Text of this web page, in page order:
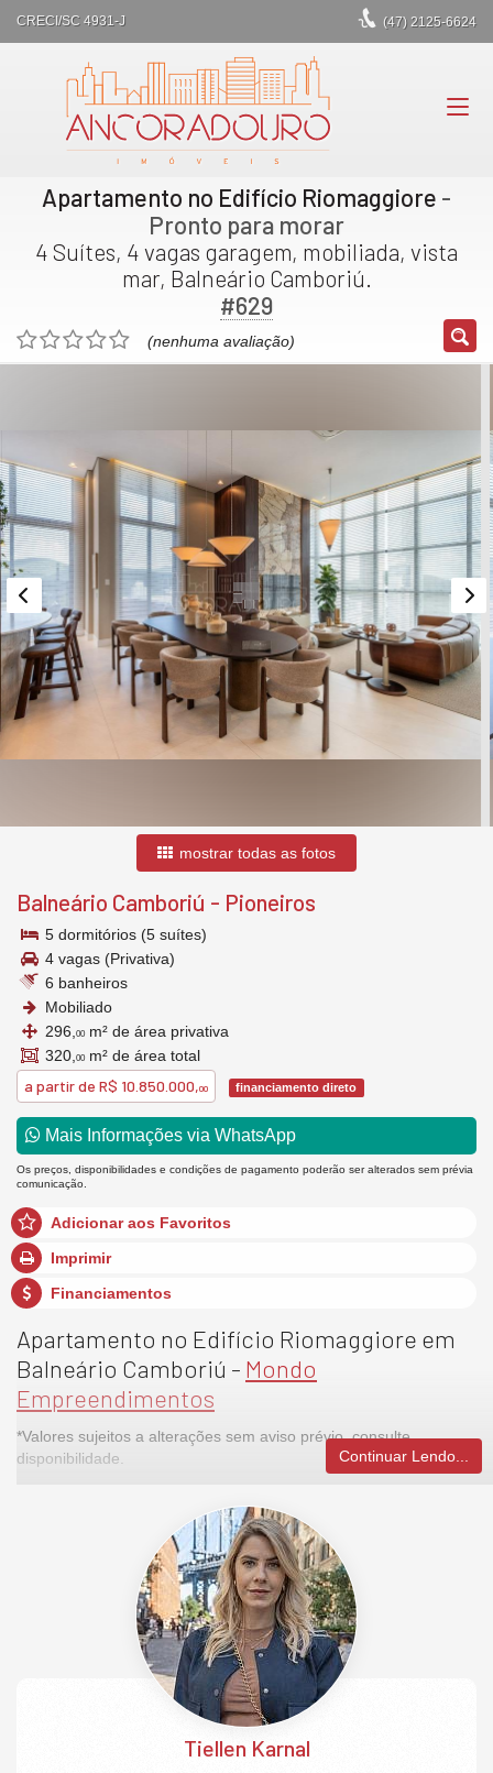
CRECI/SC 4931-J (47) 2125-6624
Apartamento no Edifício Riomaggiore -
Pronto para morar
4 Suítes, 4 vagas garagem, mobiliada, vista
mar, Balneário Camboriú.
#629
(nenhuma avaliação)
mostrar todas as fotos
Balneário Camboriú - Pioneiros
5 dormitórios (5 suítes)
4 vagas (Privativa)
6 banheiros
Mobiliado
296, 00 m² de área privativa
320, 00 m² de área total
a partir de R$ 10.850.000,00 financiamento direto
Mais Informações via WhatsApp
Os preços, disponibilidades e condições de pagamento poderão ser alterados sem prévia
comunicação.
Adicionar aos Favoritos
Imprimir
Financiamentos
Apartamento no Edifício Riomaggiore em
Balneário Camboriú - Mondo
Empreendimentos
*Valores sujeitos a alterações sem aviso prévio, consulte
disponibilidade.
Acabamentos em gesso
Fechamento com senha na porta de entrada
Continuar Lendo...
Tiellen Karnal